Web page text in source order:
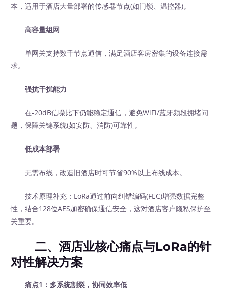
本，适用于酒店大量部署的传感器节点(如门锁、温控器)。
高容量组网
单网关支持数千节点通信，满足酒店客房密集的设备连接需
求。
强抗干扰能力
在-20dB信噪比下仍能稳定通信，避免WiFi/蓝牙频段拥堵问
题，保障关键系统(如安防、消防)可靠性。
低成本部署
无需布线，改造旧酒店时可节省90%以上布线成本。
技术原理补充：LoRa通过前向纠错编码(FEC)增强数据完整
性，结合128位AES加密确保通信安全，这对酒店客户隐私保护至
关重要。
二、酒店业核心痛点与LoRa的针
对性解决方案
痛点1：多系统割裂，协同效率低